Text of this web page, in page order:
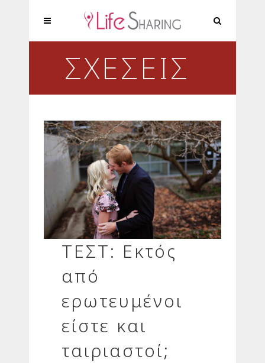
ΣΧΕΣΕΙΣ
ΤΕΣΤ: Εκτός
από
ερωτευμένοι
είστε και
ταιριαστοί;